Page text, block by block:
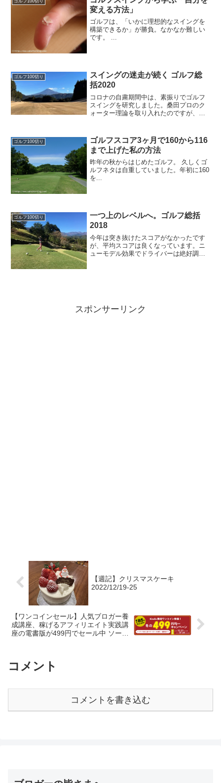
ゴルフ100切り
変える方法」
ゴルフは、「いかに理想的なスイングを
構築できるか」が勝負。なかなか難しい
です。 ...
ゴルフ100切り
スイングの迷走が続く ゴルフ総
括2020
コロナの自粛期間中は、素振りでゴルフ
スイングを研究しました。桑田プロのク
ォーター理論を取り入れたのですが、上
局、去年から取り入れてきたシャットフ
ェースに戻しました。しか...
ゴルフ100切り
ゴルフスコア3ヶ月で160から116
まで上げた私の方法
昨年の秋からはじめたゴルフ。 久しくゴ
ルフネタは自重していました。年初に160
を...
ゴルフ100切り
一つ上のレベルへ。ゴルフ総括
2018
今年は突き抜けたスコアがなかったです
が、平均スコアは良くなっています。ニ
ューモデル効果でドライバーは絶好調。
スポンサーリンク
【週記】クリスマスケーキ
2022/12/19-25
【ワンコインセール】人気ブロガー養
成講座、稼げるアフィリエイト実践講
座の電書版が499円でセール中 ソーテ
コメント
コメントを書き込む